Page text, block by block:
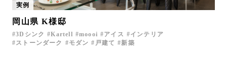
実例
岡山県 K様邸
3Dシンク Kartell moooi アイス
インテリア
ストーンダーク
モダン 戸建て 新築